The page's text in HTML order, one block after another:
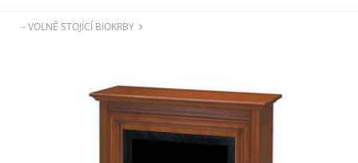
- VOLNĚ STOJÍCÍ BIOKRBY